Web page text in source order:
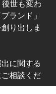
世も変わ
ランド」
り出しま
に関する
相談くだ